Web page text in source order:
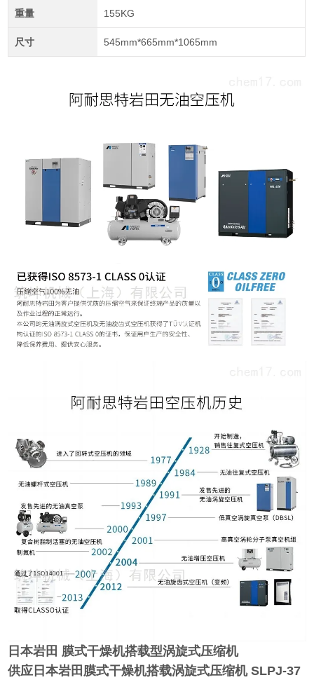
重量 155KG
尺寸 545mm*665mm*1065mm
日本岩田 膜式干燥机搭载型涡旋式压缩机
供应日本岩田膜式干燥机搭载涡旋式压缩机SLPJ-37